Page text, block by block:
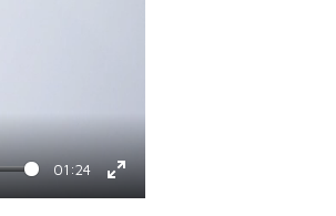
01:24
Enter